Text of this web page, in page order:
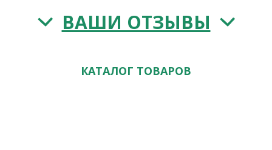
ВАШИ ОТЗЫВЫ
КАТАЛОГ ТОВАРОВ